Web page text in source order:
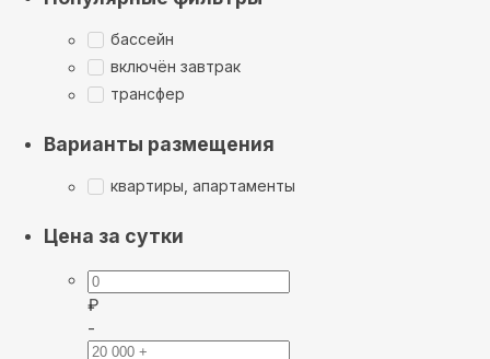
бассейн
включён завтрак
трансфер
Варианты размещения
квартиры, апартаменты
Цена за сутки
₽
-